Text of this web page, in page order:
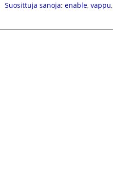
Suosittuja sanoja: enable, vappu,